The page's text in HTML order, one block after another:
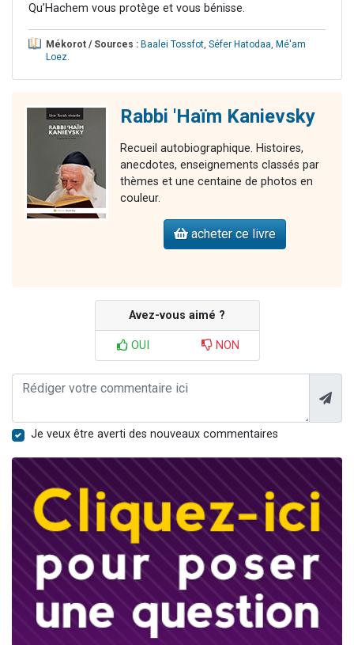
Qu’Hachem vous protège et vous bénisse.
Mékorot / Sources : Baalei Tossfot, Séfer Hatodaa, Mé'am
Loez.
Rabbi 'Haïm Kanievsky
Recueil autobiographique. Histoires,
anecdotes, enseignements classés par
thèmes et une centaine de photos en
couleur.
acheter ce livre
Avez-vous aimé ?
OUI NON
Je veux être averti des nouveaux commentaires